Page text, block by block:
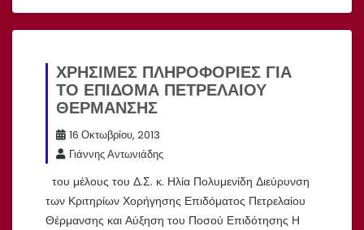
ΧΡΗΣΙΜΕΣ ΠΛΗΡΟΦΟΡΙΕΣ ΓΙΑ
ΤΟ ΕΠΙΔΟΜΑ ΠΕΤΡΕΛΑΙΟΥ
ΘΕΡΜΑΝΣΗΣ
16 Οκτωβρίου, 2013
Γιάννης Αντωνιάδης
του μέλους του Δ.Σ. κ. Ηλία Πολυμενίδη Διεύρυνση
των Κριτηρίων Χορήγησης Επιδόματος Πετρελαίου
Θέρμανσης και Αύξηση του Ποσού Επιδότησης Η